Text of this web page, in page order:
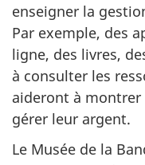
enseigner la
Par exemple, des
ligne, des livres,
à consulter les
aideront à
gérer leur argent.
Le Musée de la